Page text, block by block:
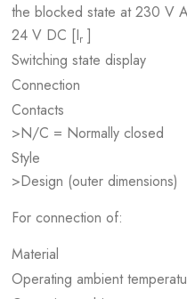
the blocked state at 230 V
24 V DC [Ir ]
Switching state display
Connection
Contacts
>N/C = Normally closed
Style
>Design (outer dimensions)
For connection of:
Material
Operating ambient